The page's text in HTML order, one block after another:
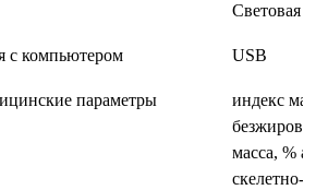
Световая
с компьютером USB
параметры
индекс
безжировая
масса, %
скелетно-